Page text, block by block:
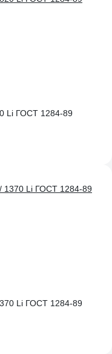
Li ГОСТ 1284-89
Li ГОСТ 1284-89